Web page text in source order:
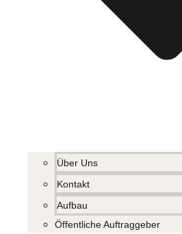
Über Uns
Kontakt
Aufbau
Öffentliche Auftraggeber